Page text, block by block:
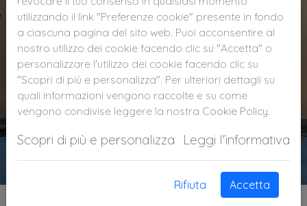
utilizzando il link "Preferenze cookie" presente in fondo
a ciascuna pagina del sito web. Puoi acconsentire al
nostro utilizzo dei cookie facendo clic su "Accetta" o
personalizzare l'utilizzo dei cookie facendo clic su
"Scopri di più e personalizza". Per ulteriori dettagli su
quali informazioni vengono raccolte e su come
vengono condivise leggere la nostra Cookie Policy.
Scopri di più e personalizza Leggi l'informativa
Rifiuta Accetta